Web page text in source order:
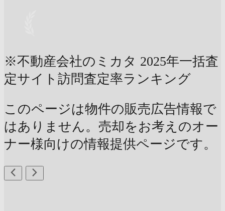
※不動産会社のミカタ 2025年一括査
定サイト訪問査定率ランキング
このページは物件の販売広告情報で
はありません。売却をお考えのオー
ナー様向けの情報提供ページです。